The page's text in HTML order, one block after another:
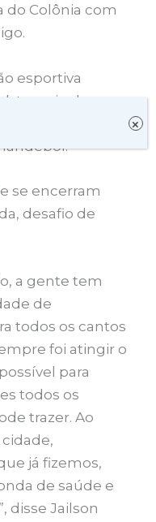
do Colônia com
esportiva
torneio de
se encerram
desafio de
a gente tem
de
todos os cantos
foi atingir o
para
todos os
trazer. Ao
já fizemos,
de saúde e
disse Jailson
×